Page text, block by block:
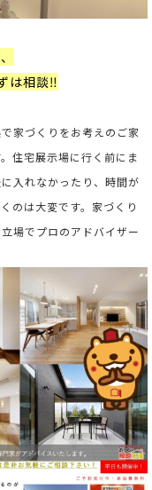
は相談‼
家づくりをお考えのご家
住宅展示場に行く前にま
入れなかったり、時間が
のは大変です。家づくり
場でプロのアドバイザー